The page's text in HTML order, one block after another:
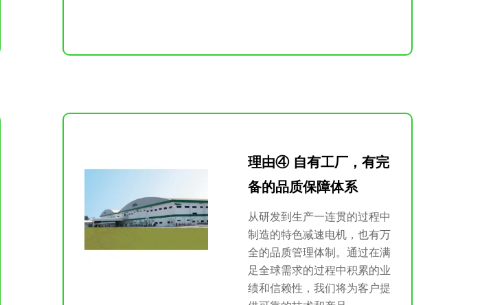
理由④ 自有工厂，有完
备的品质保障体系
从研发到生产一连贯的过程中
制造的特色减速电机，也有万
全的品质管理体制。通过在满
足全球需求的过程中积累的业
绩和信赖性，我们将为客户提